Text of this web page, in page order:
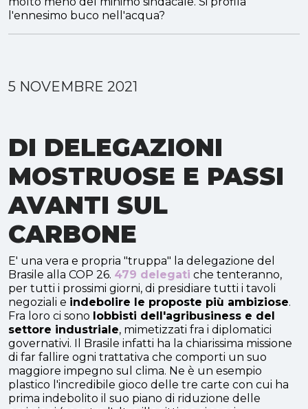
l'ennesimo buco nell'acqua?
5 NOVEMBRE 2021
DI DELEGAZIONI
MOSTRUOSE E PASSI
AVANTI SUL
CARBONE
E' una vera e propria "truppa" la delegazione del
Brasile alla COP 26. 479 delegati che tenteranno,
per tutti i prossimi giorni, di presidiare tutti i tavoli
negoziali e indebolire le proposte più ambiziose.
Fra loro ci sono lobbisti dell'agribusiness e del
settore industriale, mimetizzati fra i diplomatici
governativi. Il Brasile infatti ha la chiarissima missione
di far fallire ogni trattativa che comporti un suo
maggiore impegno sul clima. Ne è un esempio
plastico l'incredibile gioco delle tre carte con cui ha
prima indebolito il suo piano di riduzione delle